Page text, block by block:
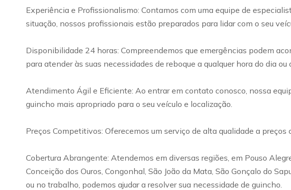
Experiência e Profissionalismo: Contamos com uma equipe de
situação, nossos profissionais estão preparados para lidar com o seu
Disponibilidade 24 horas: Compreendemos que emergências podem
para atender às suas necessidades de reboque a qualquer hora do dia ou
Atendimento Ágil e Eficiente: Ao entrar em contato conosco, nossa
guincho mais apropriado para o seu veículo e localização.
Preços Competitivos: Oferecemos um serviço de alta qualidade a
Cobertura Abrangente: Atendemos em diversas regiões, em Pouso
Conceição dos Ouros, Congonhal, São João da Mata, São Gonçalo do
ou no trabalho, podemos ajudar a resolver sua necessidade de guincho.